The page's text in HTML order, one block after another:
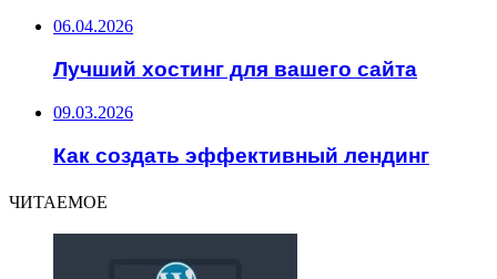
06.04.2026
Лучший хостинг для вашего сайта
09.03.2026
Как создать эффективный лендинг
ЧИТАЕМОЕ